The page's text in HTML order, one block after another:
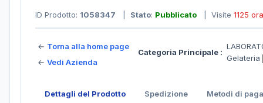
ID Prodotto: 1058347 Stato: Pubblicato | Visite 1125 ora
← Torna alla home page
← Vedi Azienda
Categoria Principale :
Gelateria
Dettagli del Prodotto Spedizione Metodi di